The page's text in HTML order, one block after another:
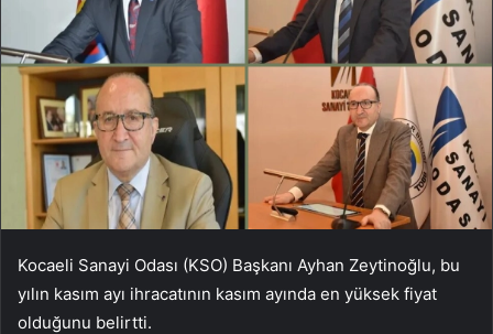
Kocaeli Sanayi Odası (KSO) Başkanı Ayhan Zeytinoğlu, bu
yılın kasım ayı ihracatının kasım ayında en yüksek fiyat
olduğunu belirtti.